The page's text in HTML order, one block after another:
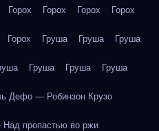
Горох Горох Горох Горох
Горох Груша Груша Груша
Груша Груша Груша
Дефо — Робинзон Крузо
пропастью во ржи